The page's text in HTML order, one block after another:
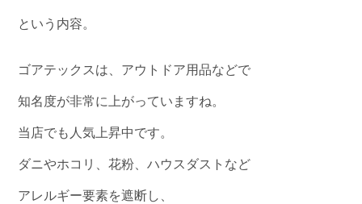
という内容。
ゴアテックスは、アウトドア用品などで
知名度が非常に上がっていますね。
当店でも人気上昇中です。
ダニやホコリ、花粉、ハウスダストなど
アレルギー要素を遮断し、